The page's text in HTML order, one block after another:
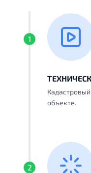
1
объекте.
2